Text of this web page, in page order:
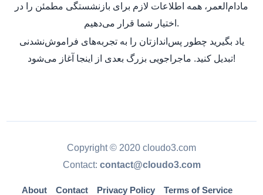
مادام‌العمر، همه اطلاعات لازم برای بازنشستگی مطمئن را در
اختیار شما قرار می‌دهیم.
یاد بگیرید چطور پس‌اندازتان را به تجربه‌های فراموش‌نشدنی
تبدیل کنید. ماجراجویی بزرگ بعدی از اینجا آغاز می‌شود!
Copyright © 2020 cloudo3.com
Contact: contact@cloudo3.com
About Contact Privacy Policy Terms of Service